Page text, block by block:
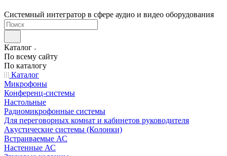
Системный интегратор в сфере аудио и видео оборудования
Каталог
По всему сайту
По каталогу
Каталог
Микрофоны
Конференц-системы
Настольные
Радиомикрофонные системы
Для переговорных комнат и кабинетов руководителя
Акустические системы (Колонки)
Встраиваемые АС
Настенные АС